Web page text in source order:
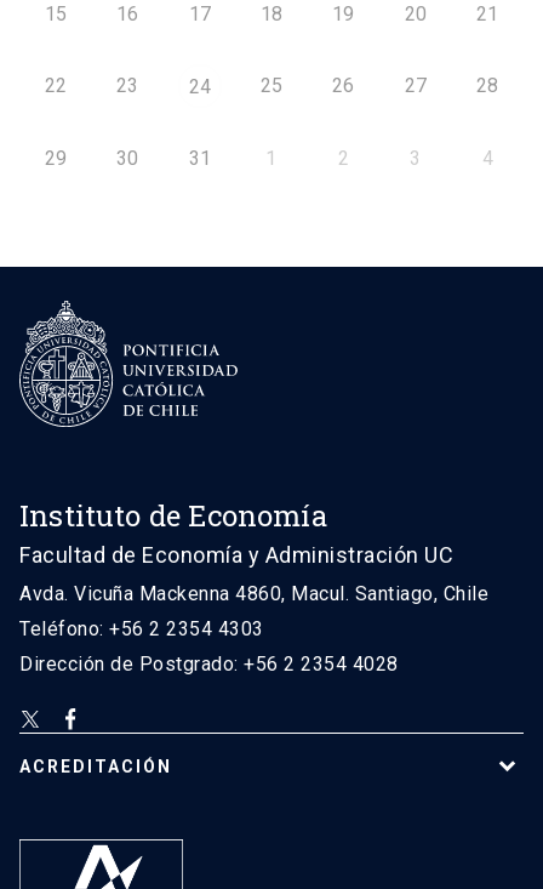
15 16 17 18 19 20 21
22 23 24 25 26 27 28
29 30 31 1 2 3 4
Instituto de Economía
Facultad de Economía y Administración UC
Avda. Vicuña Mackenna 4860, Macul. Santiago, Chile
Teléfono: +56 2 2354 4303
Dirección de Postgrado: +56 2 2354 4028
ACREDITACIÓN